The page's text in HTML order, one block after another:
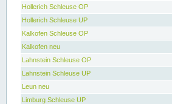
Hollerich Schleuse OP
Hollerich Schleuse UP
Kalkofen Schleuse OP
Kalkofen neu
Lahnstein Schleuse OP
Lahnstein Schleuse UP
Leun neu
Limburg Schleuse UP